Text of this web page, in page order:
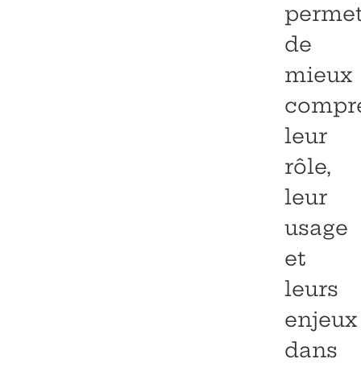
de
mieux
leur
rôle,
leur
usage
et
leurs
enjeux
dans